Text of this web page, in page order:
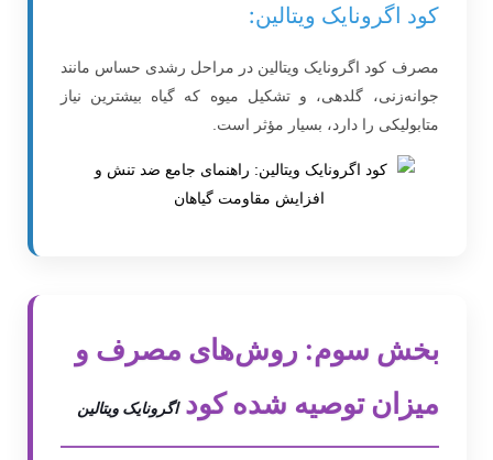
کود اگرونایک ویتالین:
مصرف کود اگرونایک ویتالین در مراحل رشدی حساس مانند
جوانه‌زنی، گلدهی، و تشکیل میوه که گیاه بیشترین نیاز
متابولیکی را دارد، بسیار مؤثر است.
بخش سوم: روش‌های مصرف و
میزان توصیه شده کوداگرونایک ویتالین